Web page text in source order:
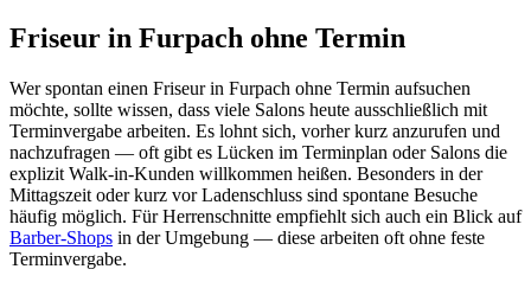
Friseur in Furpach ohne Termin
Wer spontan einen Friseur in Furpach ohne Termin aufsuchen
möchte, sollte wissen, dass viele Salons heute ausschließlich mit
Terminvergabe arbeiten. Es lohnt sich, vorher kurz anzurufen und
nachzufragen — oft gibt es Lücken im Terminplan oder Salons die
explizit Walk-in-Kunden willkommen heißen. Besonders in der
Mittagszeit oder kurz vor Ladenschluss sind spontane Besuche
häufig möglich. Für Herrenschnitte empfiehlt sich auch ein Blick auf
Barber-Shops in der Umgebung — diese arbeiten oft ohne feste
Terminvergabe.